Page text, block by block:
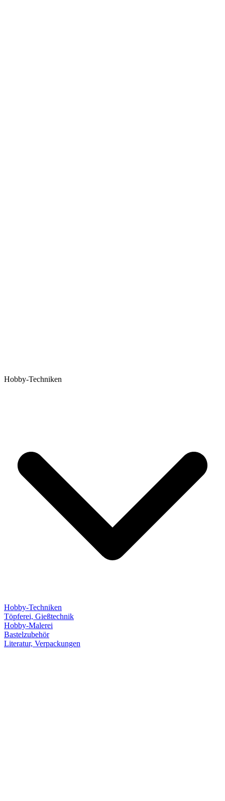
Hobby-Techniken
Hobby-Techniken
Töpferei, Gießtechnik
Hobby-Malerei
Bastelzubehör
Literatur, Verpackungen